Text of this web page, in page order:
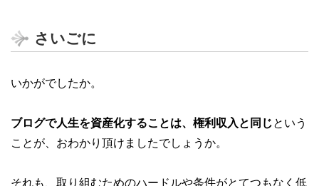
さいごに
いかがでしたか。
ブログで人生を資産化することは、権利収入と同じという
ことが、おわかり頂けましたでしょうか。
それも、取り組むためのハードルや条件がとてつもなく低